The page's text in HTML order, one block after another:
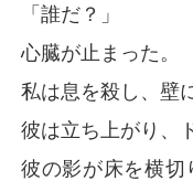
「誰だ？」
心臓が止まった。
私は息を殺し、壁
彼は立ち上がり、
彼の影が床を横切